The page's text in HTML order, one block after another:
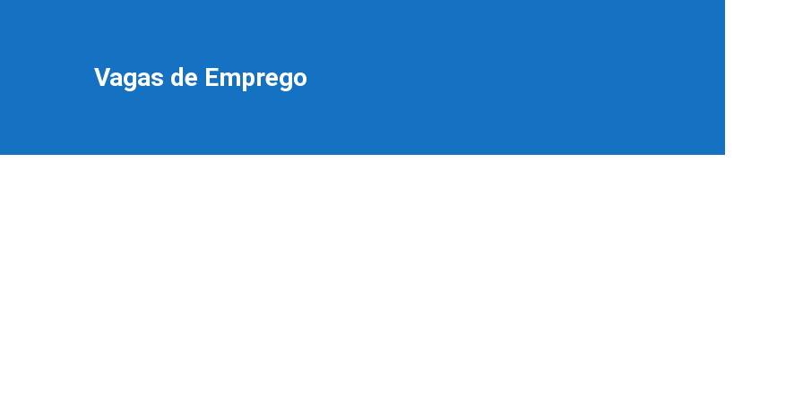
Vagas de Emprego